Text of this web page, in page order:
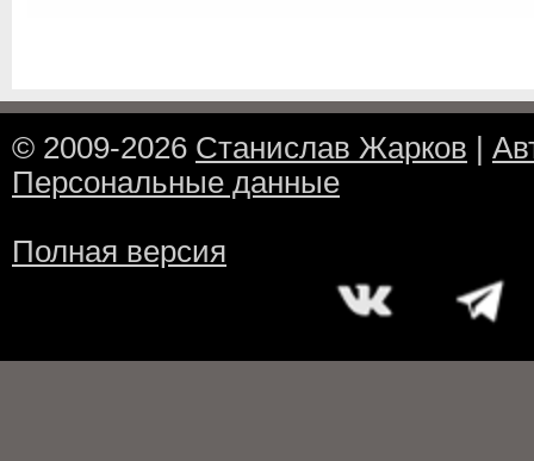
© 2009-2026 Станислав Жарков
Персональные данные
Полная версия